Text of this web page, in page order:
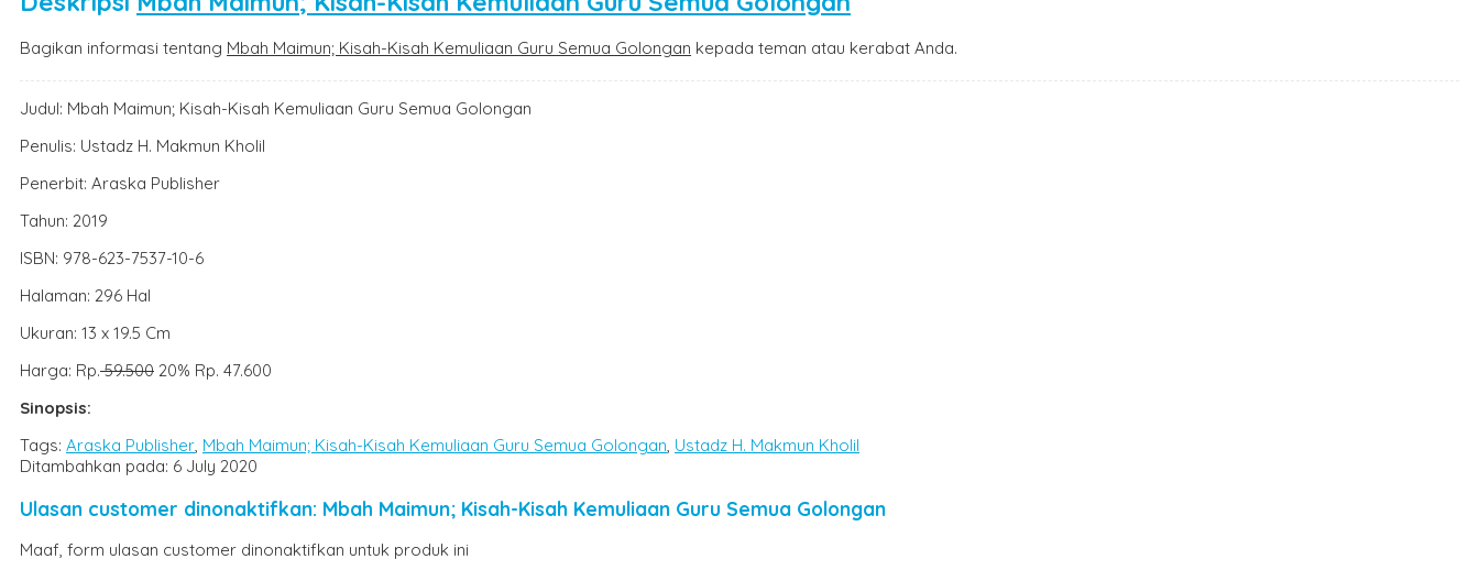
Bagikan informasi tentang Mbah Maimun; Kisah-Kisah Kemuliaan Guru Semua Golongan kepada teman atau kerabat Anda.
Judul: Mbah Maimun; Kisah-Kisah Kemuliaan Guru Semua Golongan
Penulis: Ustadz H. Makmun Kholil
Penerbit: Araska Publisher
Tahun: 2019
ISBN: 978-623-7537-10-6
Halaman: 296 Hal
Ukuran: 13 x 19.5 Cm
Harga: Rp.59.500 20% Rp. 47.600
Sinopsis:
Tags: Araska Publisher, Mbah Maimun; Kisah-Kisah Kemuliaan Guru Semua Golongan, Ustadz H. Makmun Kholil
Ditambahkan pada: 6 July 2020
Ulasan customer dinonaktifkan: Mbah Maimun; Kisah-Kisah Kemuliaan Guru Semua Golongan
Maaf, form ulasan customer dinonaktifkan untuk produk ini